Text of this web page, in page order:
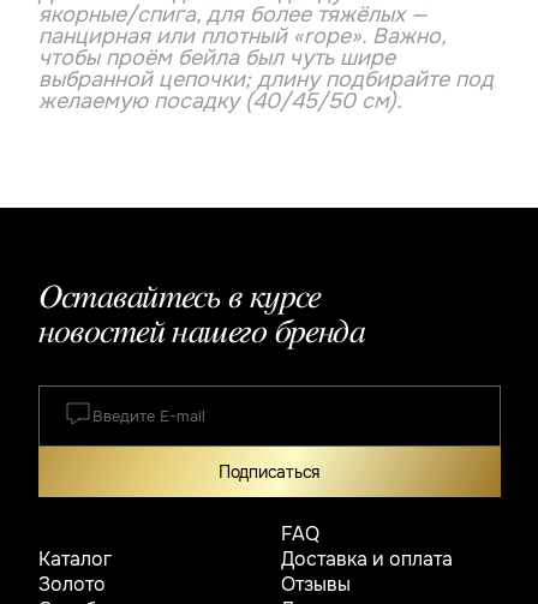
якорные/спига, для более тяжёлых —
панцирная или плотный «rope». Важно,
чтобы проём бейла был чуть шире
выбранной цепочки; длину подбирайте под
желаемую посадку (40/45/50 см).
Оставайтесь в курсе
новостей нашего бренда
Подписаться
Каталог
Золото
FAQ
Доставка и оплата
Отзывы